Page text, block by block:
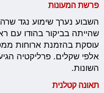
פרשת המעונות
השבוע נערך שימוע נגד
שהייתה בביקור בהודו עם
עוסקת בהזמנת ארוחות
אלפי שקלים. פרליקטיה
השונות.
תאונה קטלנית